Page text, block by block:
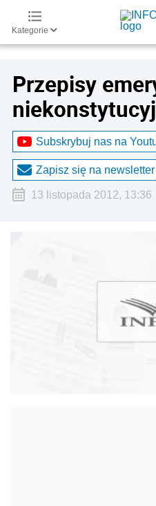
Kategorie
Przepisy
Subskrybuj nas na
Zapisz się na newsletter
13 listopada 2012, 13:36